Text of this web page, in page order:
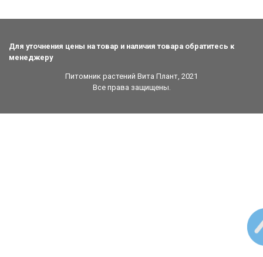
Для уточнения цены на товар и наличия товара обратитесь к
менеджеру
Питомник растений Вита Плант, 2021
Все права защищены.